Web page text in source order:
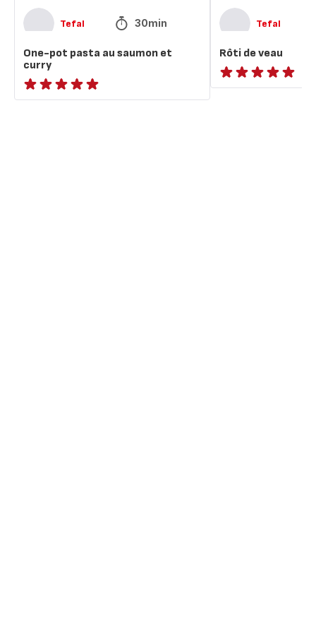
Tefal 30min
One-pot pasta au saumon et
curry
ratings.NaN
Tefal
Rôti de veau
ratings.NaN